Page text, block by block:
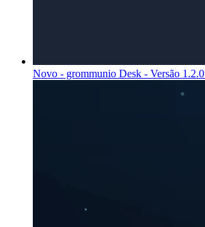
Novo - grommunio Desk - Versão 1.2.0